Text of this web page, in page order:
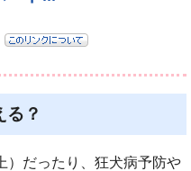
る？
）だったり、狂犬病予防や